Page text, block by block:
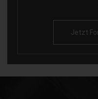
Jetzt